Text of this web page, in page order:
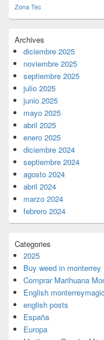
Zona Tec
Archives
diciembre 2025
noviembre 2025
septiembre 2025
julio 2025
junio 2025
mayo 2025
abril 2025
enero 2025
diciembre 2024
septiembre 2024
agosto 2024
abril 2024
marzo 2024
febrero 2024
Categories
2025
Buy weed in monterrey
Comprar Marihuana
English
english posts
España
Europa